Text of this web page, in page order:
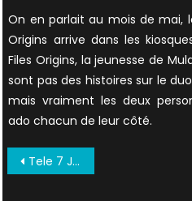
On en parlait au mois de mai,
Origins arrive dans les
Files Origins, la jeunesse de
sont pas des histoires sur le
mais vraiment les deux
ado chacun de leur côté.
Navigation
Tele 7 Jours 1996 D